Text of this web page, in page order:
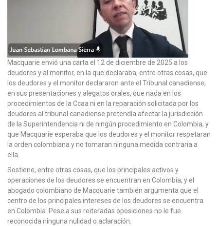
Macquarie envió una carta el 12 de diciembre de 2025 a los
deudores y al monitor, en la que declaraba, entre otras cosas, que
los deudores y el monitor declararon ante el Tribunal canadiense,
en sus presentaciones y alegatos orales, que nada en los
procedimientos de la Ccaa ni en la reparación solicitada por los
deudores al tribunal canadiense pretendía afectar la jurisdicción
de la Superintendencia ni de ningún procedimiento en Colombia, y
que Macquarie esperaba que los deudores y el monitor respetaran
la orden colombiana y no tomaran ninguna medida contraria a
ella.
Sostiene, entre otras cosas, que los principales activos y
operaciones de los deudores se encuentran en Colombia, y el
abogado colombiano de Macquarie también argumenta que el
centro de los principales intereses de los deudores se encuentra
en Colombia. Pese a sus reiteradas oposiciones no le fue
reconocida ninguna nulidad o aclaración.